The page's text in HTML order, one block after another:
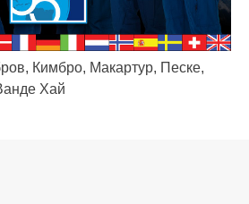
Кимбро, Макартур, Песке,
Хай